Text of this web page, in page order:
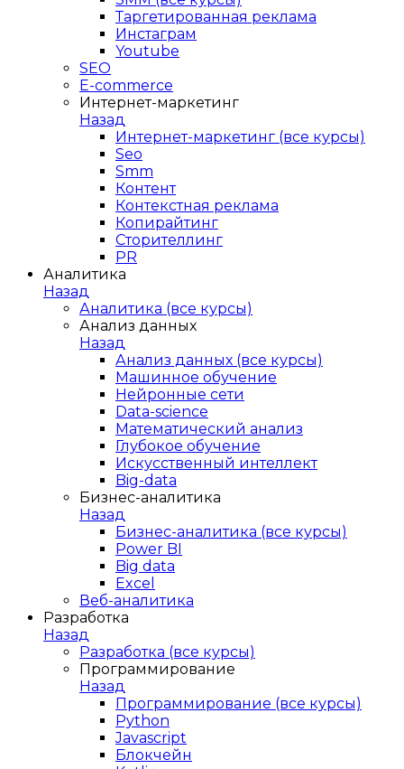
Таргетированная реклама
Инстаграм
Youtube
SEO
E-сommerce
Интернет-маркетинг
Назад
Интернет-маркетинг (все курсы)
Seo
Smm
Контент
Контекстная реклама
Копирайтинг
Сторителлинг
PR
Аналитика
Назад
Аналитика (все курсы)
Анализ данных
Назад
Анализ данных (все курсы)
Машинное обучение
Нейронные сети
Data-science
Математический анализ
Глубокое обучение
Искусственный интеллект
Big-data
Бизнес-аналитика
Назад
Бизнес-аналитика (все курсы)
Power BI
Big data
Excel
Веб-аналитика
Разработка
Назад
Разработка (все курсы)
Программирование
Назад
Программирование (все курсы)
Python
Javascript
Блокчейн